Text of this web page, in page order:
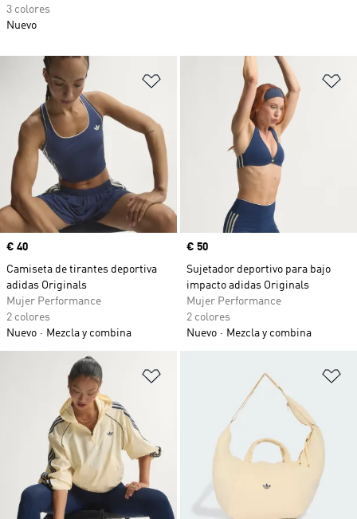
Añadir a la lista de deseos
Precio
€ 40
Camiseta de tirantes deportiva
adidas Originals
Mujer Performance
2 colores
Nuevo
Mezcla y combina
Precio
€ 50
Sujetador deportivo para bajo
impacto adidas Originals
Mujer Performance
2 colores
Nuevo
Mezcla y combina
Añadir a la lista de deseos
3 colores
Nuevo